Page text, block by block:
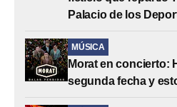
Palacio de los
MÚSICA
Morat en concierto:
segunda fecha y